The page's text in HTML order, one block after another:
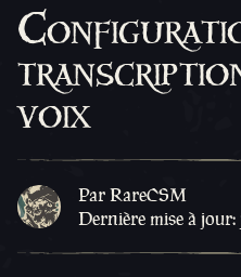
voix
Par RareCSM
Dernière mise à